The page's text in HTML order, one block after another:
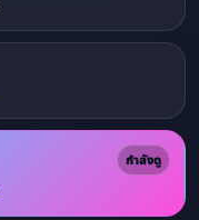
กำลังดู